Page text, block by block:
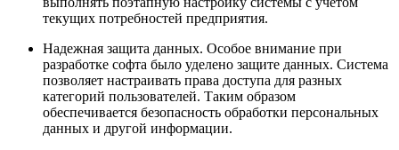
текущих потребностей предприятия.
Надежная защита данных. Особое внимание при
разработке софта было уделено защите данных. Система
позволяет настраивать права доступа для разных
категорий пользователей. Таким образом
обеспечивается безопасность обработки персональных
данных и другой информации.